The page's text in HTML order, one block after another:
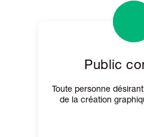
Public
Toute personne
de la création